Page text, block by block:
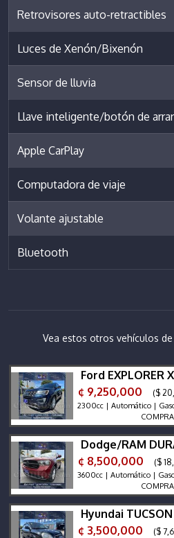
Retrovisores auto-retractibles
Luces de Xenón/Bixenón
Sensor de lluvia
Llave inteligente/botón de
Apple CarPlay
Computadora de viaje
Volante ajustable
Bluetooth
Vea estos otros vehículos
Ford EXPLORER
¢ 9,250,000
($
2300cc | Automático |
Dodge/RAM
¢ 8,500,000
($
3600cc | Automático |
Hyundai TUCSON
¢ 3,500,000
($